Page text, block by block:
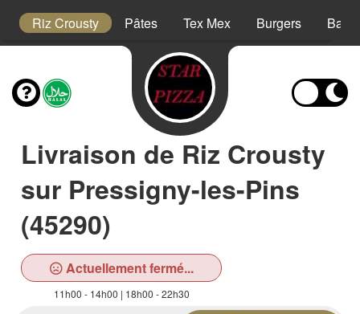
Riz Crousty Pâtes Tex Mex Burgers
Livraison de Riz Crousty
sur Pressigny-les-Pins
(45290)
Actuellement fermé...
11h00 - 14h00 | 18h00 - 22h30